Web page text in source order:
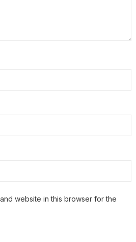
website in this browser for the